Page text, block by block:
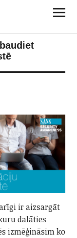
ir aizsargāt
dalāties
izmēģināsim ko